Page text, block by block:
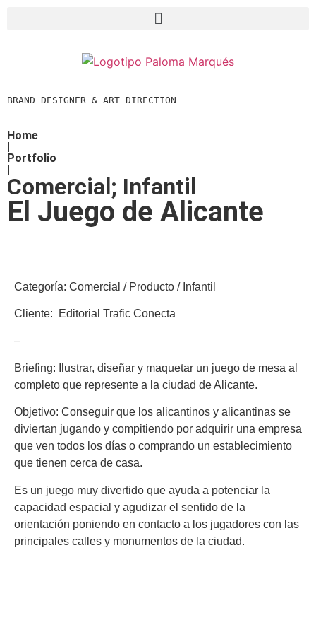
BRAND DESIGNER & ART DIRECTION
Home
|
Portfolio
|
Comercial; Infantil
El Juego de Alicante
Categoría: Comercial / Producto / Infantil
Cliente: Editorial Trafic Conecta
–
Briefing: Ilustrar, diseñar y maquetar un juego de mesa al
completo que represente a la ciudad de Alicante.
Objetivo: Conseguir que los alicantinos y alicantinas se
diviertan jugando y compitiendo por adquirir una empresa
que ven todos los días o comprando un establecimiento
que tienen cerca de casa.
Es un juego muy divertido que ayuda a potenciar la
capacidad espacial y agudizar el sentido de la
orientación poniendo en contacto a los jugadores con las
principales calles y monumentos de la ciudad.